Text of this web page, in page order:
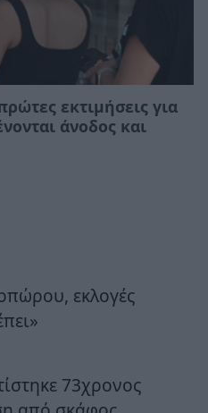
εκτιμήσεις για
άνοδος και
εκλογές
73χρονος